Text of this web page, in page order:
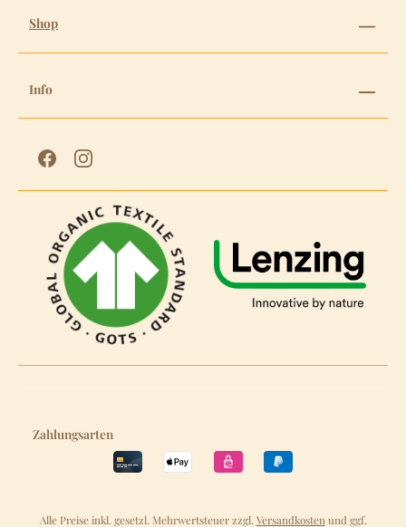
Shop
Info
Zahlungsarten
Alle Preise inkl. gesetzl. Mehrwertsteuer zzgl. Versandkosten und ggf.